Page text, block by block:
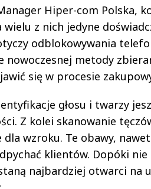
Hiper-com Polska,
z nich jedyne
odblokowywania
nowoczesnej metody
się w procesie
głosu i twarzy
Z kolei skanowanie
wzroku. Te obawy,
klientów. Dopóki
najbardziej otwarci na